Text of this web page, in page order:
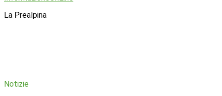
La Prealpina
Notizie